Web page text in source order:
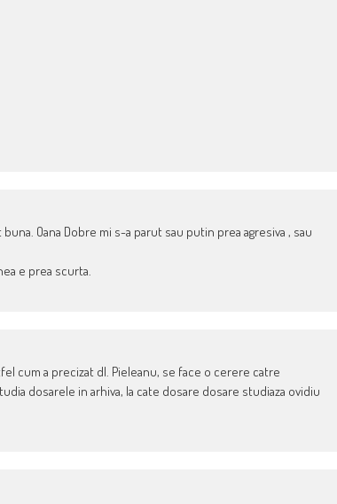
Oana Dobre mi s-a parut sau putin prea agresiva , sau
e prea scurta.
cum a precizat dl. Pieleanu, se face o cerere catre
dosarele in arhiva, la cate dosare dosare studiaza ovidiu